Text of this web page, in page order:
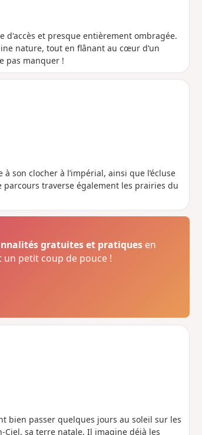
d'accès et presque entièrement ombragée.
nature, tout en flânant au cœur d’un
pas manquer !
son clocher à l’impérial, ainsi que l’écluse
parcours traverse également les prairies du
gratuites et pratiques en
petit coup de pouce !
bien passer quelques jours au soleil sur les
Ciel, sa terre natale. Il imagine déjà les